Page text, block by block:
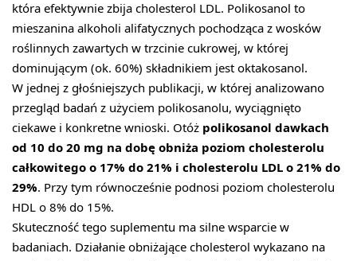
która efektywnie zbija cholesterol LDL. Polikosanol to
mieszanina alkoholi alifatycznych pochodząca z wosków
roślinnych zawartych w trzcinie cukrowej, w której
dominującym (ok. 60%) składnikiem jest oktakosanol.
W jednej z głośniejszych publikacji, w której analizowano
przegląd badań z użyciem polikosanolu, wyciągnięto
ciekawe i konkretne wnioski. Otóż polikosanol dawkach
od 10 do 20 mg na dobę obniża poziom cholesterolu
całkowitego o 17% do 21% i cholesterolu LDL o 21% do
29%. Przy tym równocześnie podnosi poziom cholesterolu
HDL o 8% do 15%.
Skuteczność tego suplementu ma silne wsparcie w
badaniach. Działanie obniżające cholesterol wykazano na